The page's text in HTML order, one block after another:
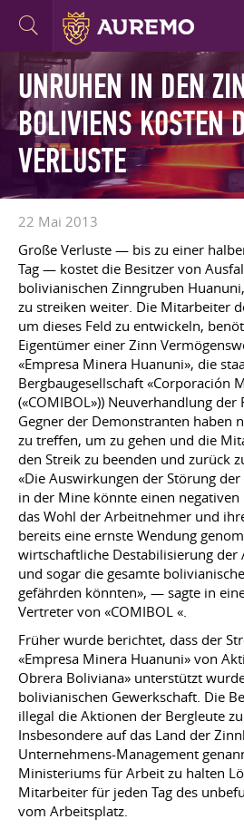
UNRUHEN IN DEN
BOLIVIENS KOSTEN
ERLUSTE
22 Mai 2013
Große Verluste — bis zu einer
Tag — kostet die Besitzer von
bolivianischen Zinngruben
zu streiken weiter. Die Mitarbeiter
um dieses Feld zu entwickeln,
Eigentümer einer Zinn
«Empresa Minera Huanuni», die
Bergbaugesellschaft «Corporación
(«COMIBOL»)) Neuverhandlung
Gegner der Demonstranten haben
zu treffen, um zu gehen und die
den Streik zu beenden und zurück
«Die Auswirkungen der Störung
in der Mine könnte einen
das Wohl der Arbeitnehmer und
bereits eine ernste Wendung
wirtschaftliche Destabilisierung
und sogar die gesamte
gefährden könnten», — sagte in
Vertreter von «COMIBOL «.
Früher wurde berichtet, dass der
«Empresa Minera Huanuni» von
Obrera Boliviana» unterstützt
bolivianischen Gewerkschaft. Die
illegal die Aktionen der Bergleute
Insbesondere auf das Land der
Unternehmens-Management
Ministeriums für Arbeit zu halten
Mitarbeiter für jeden Tag des
vom Arbeitsplatz.